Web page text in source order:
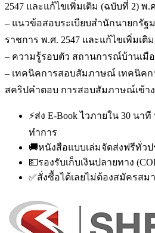
2547 และแก้ไขเพิ่มเติม (ฉบับที่ 2) พ.
– แนวข้อสอบระเบียบสำนักนายกรัฐ
ราชการ พ.ศ. 2547 และแก้ไขเพิ่มเติ
– ความรู้รอบตัว สถานการณ์บ้านเมื
– เทคนิคการสอบสัมภาษณ์ เทคนิคก
สคริปคำตอบ การสอบสัมภาษณ์เข้า
⚡ส่ง E-Book ไวภายใน 30 นา
ทำการ
🚚หนังสือแบบเล่มจัดส่งฟรีทั่วป
💵รองรับเก็บเงินปลายทาง
✅สั่งซื้อได้เลยไม่ต้องสมัครสม